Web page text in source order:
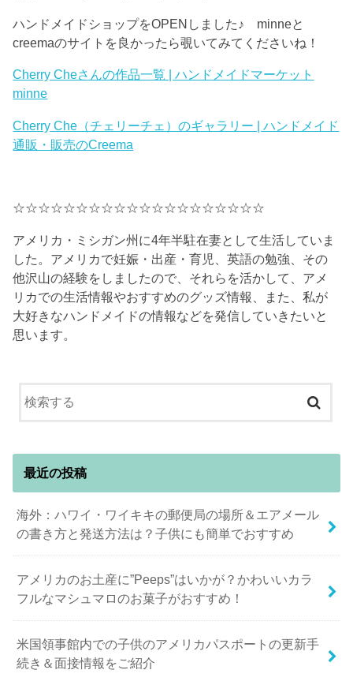
ハンドメイドショップをOPENしました♪ minneと
creemaのサイトを良かったら覗いてみてくださいね！
Cherry Cheさんの作品一覧 | ハンドメイドマーケット
minne
Cherry Che（チェリーチェ）のギャラリー | ハンドメイド
通販・販売のCreema
☆☆☆☆☆☆☆☆☆☆☆☆☆☆☆☆☆☆☆☆
アメリカ・ミシガン州に4年半駐在妻として生活していま
した。アメリカで妊娠・出産・育児、英語の勉強、その
他沢山の経験をしましたので、それらを活かして、アメ
リカでの生活情報やおすすめのグッズ情報、また、私が
大好きなハンドメイドの情報などを発信していきたいと
思います。
最近の投稿
海外：ハワイ・ワイキキの郵便局の場所＆エアメール
の書き方と発送方法は？子供にも簡単でおすすめ
アメリカのお土産に”Peeps”はいかが？かわいいカラ
フルなマシュマロのお菓子がおすすめ！
米国領事館内での子供のアメリカパスポートの更新手
続き＆面接情報をご紹介